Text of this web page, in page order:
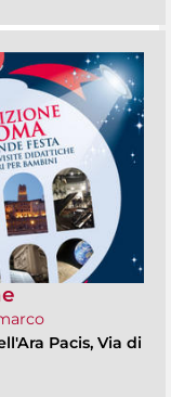
Pacis, Via di